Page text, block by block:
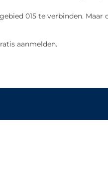
015 te verbinden.
aanmelden.